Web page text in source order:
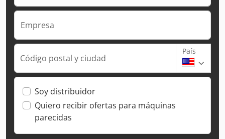
Empresa
Código postal y ciudad
País
Soy distribuidor
Quiero recibir ofertas para máquinas
parecidas